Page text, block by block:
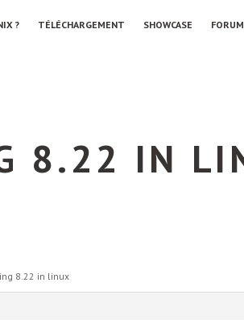
? TÉLÉCHARGEMENT SHOWCASE FORUM
8.22 IN
8.22 in linux